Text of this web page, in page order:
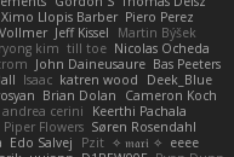
Ximo Llopis Barber Piero Perez
Jeff Kissel
Martin Býšek
kim till toe Nicolas Ocheda
John Daineusaure Bas Peeters
Isaac katren wood
Deek_Blue
Brian Dolan
Cameron Koch
andrea cerini
Keerthi Pachala
Piper Flowers Søren Rosendahl
Edo Salvej Pzit ✧ 𝔪𝔞𝔯𝔦 ✧ eeee